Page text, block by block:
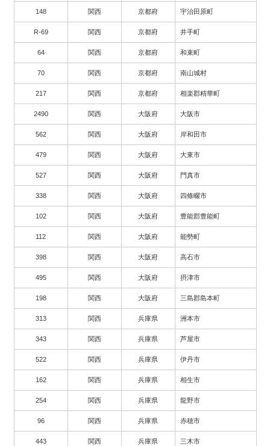
148 関西 京都府 宇治田原町
R-69 関西 京都府 井手町
64 関西 京都府 和束町
70 関西 京都府 南山城村
217 関西 京都府 相楽郡精華町
2490 関西 大阪府 大阪市
562 関西 大阪府 岸和田市
479 関西 大阪府 大東市
527 関西 大阪府 門真市
338 関西 大阪府 四條畷市
102 関西 大阪府 豊能郡豊能町
112 関西 大阪府 能勢町
398 関西 大阪府 高石市
495 関西 大阪府 摂津市
198 関西 大阪府 三島郡島本町
313 関西 兵庫県 洲本市
343 関西 兵庫県 芦屋市
522 関西 兵庫県 伊丹市
162 関西 兵庫県 相生市
254 関西 兵庫県 龍野市
96 関西 兵庫県 赤穂市
443 関西 兵庫県 三木市